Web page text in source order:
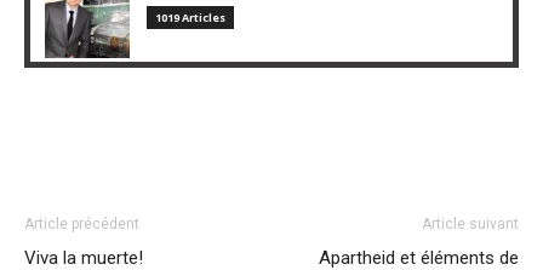
1019 Articles
Article précédent
Viva la muerte!
Article suivant
Apartheid et éléments de